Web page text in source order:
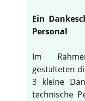
Ein
Personal
Im
gestalteten
3 kleine
technische